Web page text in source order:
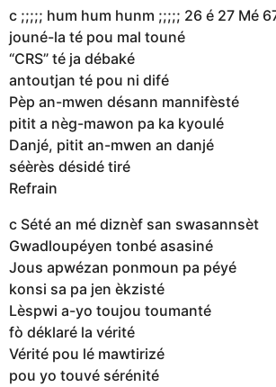
c ;;;;; hum hum hunm ;;;;; 26 é 27 Mé
jouné-la té pou mal touné
“CRS” té ja débaké
antoutjan té pou ni difé
Pèp an-mwen désann mannifèsté
pitit a nèg-mawon pa ka kyoulé
Danjé, pitit an-mwen an danjé
séèrès désidé tiré
Refrain
c Sété an mé diznèf san swasannsèt
Gwadloupéyen tonbé asasiné
Jous apwézan ponmoun pa péyé
konsi sa pa jen èkzisté
Lèspwi a-yo toujou toumanté
fò déklaré la vérité
Vérité pou lé mawtirizé
pou yo touvé sérénité